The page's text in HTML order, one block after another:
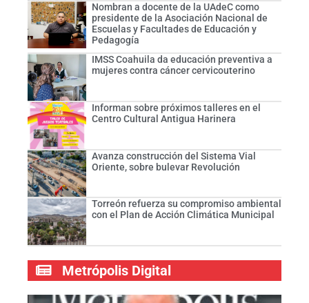
Nombran a docente de la UAdeC como
presidente de la Asociación Nacional de
Escuelas y Facultades de Educación y
Pedagogía
IMSS Coahuila da educación preventiva a
mujeres contra cáncer cervicouterino
Informan sobre próximos talleres en el
Centro Cultural Antigua Harinera
Avanza construcción del Sistema Vial
Oriente, sobre bulevar Revolución
Torreón refuerza su compromiso ambiental
con el Plan de Acción Climática Municipal
Metrópolis Digital